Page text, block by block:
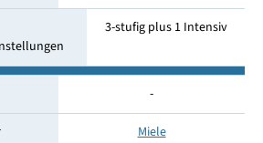
3-stufig plus 1 Intensiv
-
Miele